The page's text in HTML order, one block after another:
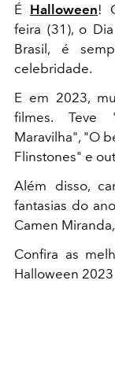
É Halloween!
feira (31), o
Brasil, é
celebridade.
E em 2023,
filmes. Teve
Maravilha", "O
Flinstones" e
Além disso,
fantasias do
Camen
Confira as
Halloween 2023